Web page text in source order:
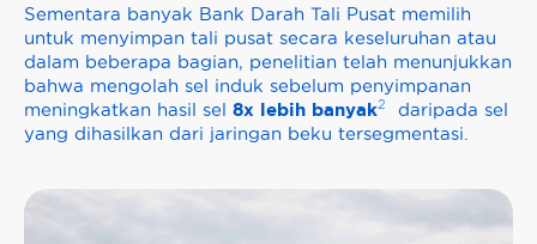
Sementara banyak Bank Darah Tali Pusat memilih
untuk menyimpan tali pusat secara keseluruhan atau
dalam beberapa bagian, penelitian telah menunjukkan
bahwa mengolah sel induk sebelum penyimpanan
meningkatkan hasil sel 8x lebih banyak2
daripada sel
yang dihasilkan dari jaringan beku tersegmentasi.